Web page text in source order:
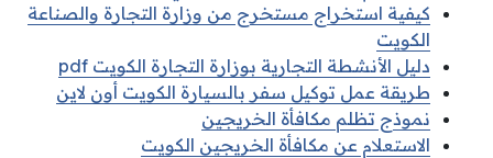
كيفية استخراج مستخرج من وزارة التجارة والصناعة
الكويت
دليل الأنشطة التجارية بوزارة التجارة الكويت pdf
طريقة عمل توكيل سفر بالسيارة الكويت أون لاين
نموذج تظلم مكافأة الخريجين
الاستعلام عن مكافأة الخريجين الكويت